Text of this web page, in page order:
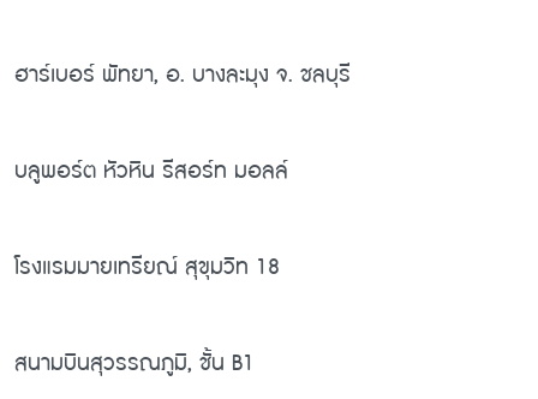
ฮาร์เบอร์ พัทยา, อ. บางละมุง จ. ชลบุรี
บลูพอร์ต หัวหิน รีสอร์ท มอลล์
โรงแรมมายเทรียณ์ สุขุมวิท 18
สนามบินสุวรรณภูมิ, ชั้น B1